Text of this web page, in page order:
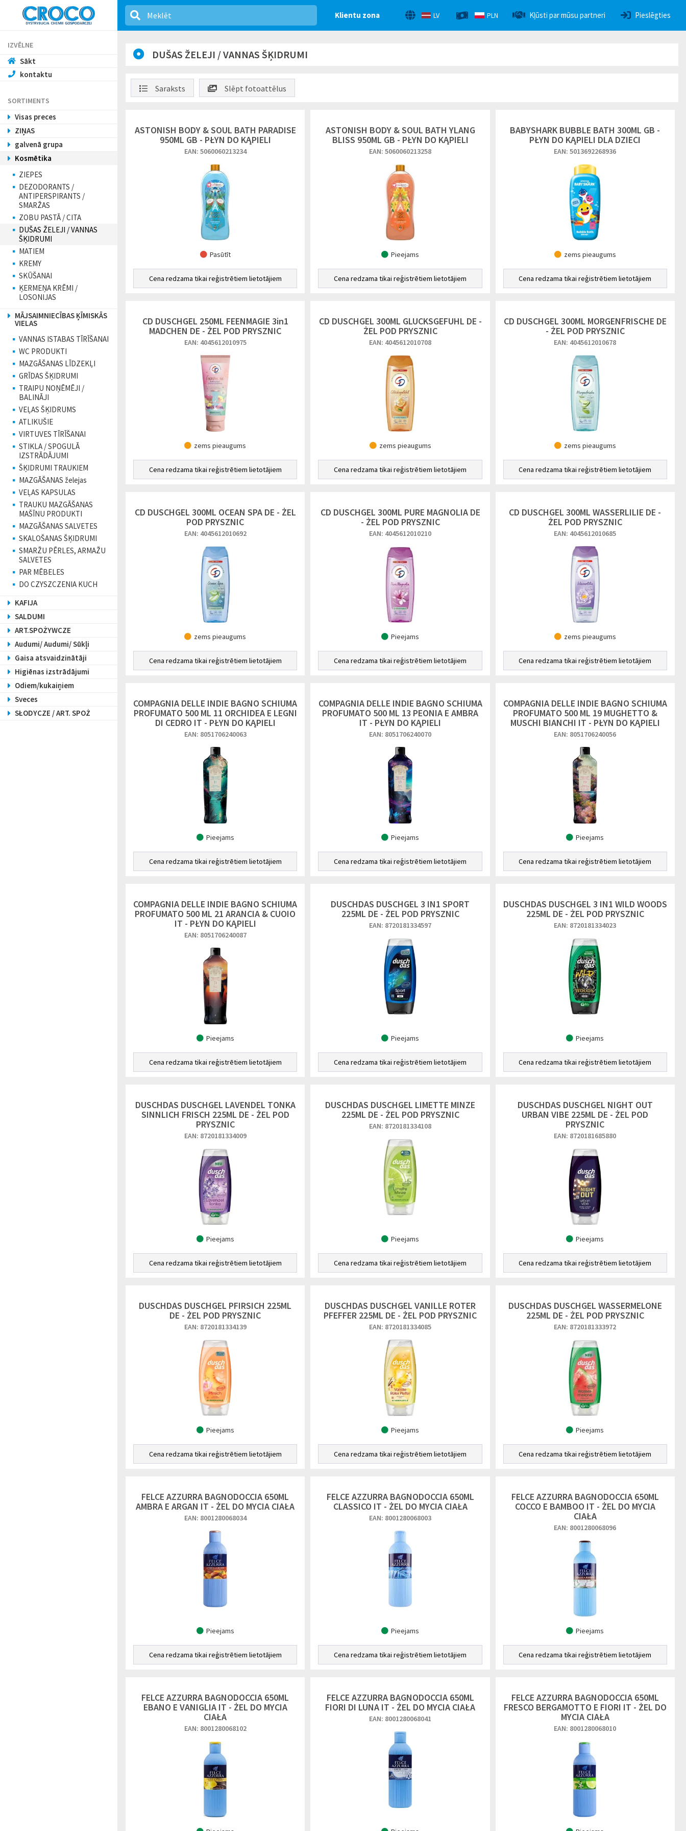
Klientu zona LV PLN Kļūsti par mūsu partneri Pieslēgties
IZVĒLNE
Sākt
kontaktu
SORTIMENTS
Visas preces
ZIŅAS
galvenā grupa
Kosmētika
ZIEPES
DEZODORANTS /
ANTIPERSPIRANTS /
SMARŽAS
ZOBU PASTĀ / CITA
DUŠAS ŽELEJI / VANNAS
ŠĶIDRUMI
MATIEM
KREMY
SKŪŠANAI
ĶERMEŅA KRĒMI /
LOSONIJAS
MĀJSAIMNIECĪBAS ĶĪMISKĀS
VIELAS
VANNAS ISTABAS TĪRĪŠANAI
WC PRODUKTI
MAZGĀŠANAS LĪDZEKĻI
GRĪDAS ŠĶIDRUMI
TRAIPU NOŅĒMĒJI /
BALINĀJI
VEĻAS ŠĶIDRUMS
ATLIKUŠIE
VIRTUVES TĪRĪŠANAI
STIKLA / SPOGULĀ
IZSTRĀDĀJUMI
ŠĶIDRUMI TRAUKIEM
MAZGĀŠANAS želejas
VEĻAS KAPSULAS
TRAUKU MAZGĀŠANAS
MAŠĪNU PRODUKTI
MAZGĀŠANAS SALVETES
SKALOŠANAS ŠĶIDRUMI
SMARŽU PĒRLES, ARMAŽU
SALVETES
PAR MĒBELES
DO CZYSZCZENIA KUCH
KAFIJA
SALDUMI
ART.SPOŻYWCZE
Audumi/ Audumi/ Sūkļi
Gaisa atsvaidzinātāji
Higiēnas izstrādājumi
Odiem/kukaiņiem
Sveces
SŁODYCZE / ART. SPOŻ
DUŠAS ŽELEJI / VANNAS ŠĶIDRUMI
Saraksts Slēpt fotoattēlus
ASTONISH BODY & SOUL BATH PARADISE
950ML GB - PŁYN DO KĄPIELI
EAN: 5060060213234
Pasūtīt
Cena redzama tikai reģistrētiem lietotājiem
ASTONISH BODY & SOUL BATH YLANG
BLISS 950ML GB - PŁYN DO KĄPIELI
EAN: 5060060213258
Pieejams
Cena redzama tikai reģistrētiem lietotājiem
BABYSHARK BUBBLE BATH 300ML GB -
PŁYN DO KĄPIELI DLA DZIECI
EAN: 5013692268936
zems pieaugums
Cena redzama tikai reģistrētiem lietotājiem
CD DUSCHGEL 250ML FEENMAGIE 3in1
MADCHEN DE - ŻEL POD PRYSZNIC
EAN: 4045612010975
zems pieaugums
Cena redzama tikai reģistrētiem lietotājiem
CD DUSCHGEL 300ML GLUCKSGEFUHL DE -
ŻEL POD PRYSZNIC
EAN: 4045612010708
zems pieaugums
Cena redzama tikai reģistrētiem lietotājiem
CD DUSCHGEL 300ML MORGENFRISCHE DE
- ŻEL POD PRYSZNIC
EAN: 4045612010678
zems pieaugums
Cena redzama tikai reģistrētiem lietotājiem
CD DUSCHGEL 300ML OCEAN SPA DE - ŻEL
POD PRYSZNIC
EAN: 4045612010692
zems pieaugums
Cena redzama tikai reģistrētiem lietotājiem
CD DUSCHGEL 300ML PURE MAGNOLIA DE
- ŻEL POD PRYSZNIC
EAN: 4045612010210
Pieejams
Cena redzama tikai reģistrētiem lietotājiem
CD DUSCHGEL 300ML WASSERLILIE DE -
ŻEL POD PRYSZNIC
EAN: 4045612010685
zems pieaugums
Cena redzama tikai reģistrētiem lietotājiem
COMPAGNIA DELLE INDIE BAGNO SCHIUMA
PROFUMATO 500 ML 11 ORCHIDEA E LEGNI
DI CEDRO IT - PŁYN DO KĄPIELI
EAN: 8051706240063
Pieejams
Cena redzama tikai reģistrētiem lietotājiem
COMPAGNIA DELLE INDIE BAGNO SCHIUMA
PROFUMATO 500 ML 13 PEONIA E AMBRA
IT - PŁYN DO KĄPIELI
EAN: 8051706240070
Pieejams
Cena redzama tikai reģistrētiem lietotājiem
COMPAGNIA DELLE INDIE BAGNO SCHIUMA
PROFUMATO 500 ML 19 MUGHETTO &
MUSCHI BIANCHI IT - PŁYN DO KĄPIELI
EAN: 8051706240056
Pieejams
Cena redzama tikai reģistrētiem lietotājiem
COMPAGNIA DELLE INDIE BAGNO SCHIUMA
PROFUMATO 500 ML 21 ARANCIA & CUOIO
IT - PŁYN DO KĄPIELI
EAN: 8051706240087
Pieejams
Cena redzama tikai reģistrētiem lietotājiem
DUSCHDAS DUSCHGEL 3 IN1 SPORT
225ML DE - ŻEL POD PRYSZNIC
EAN: 8720181334597
Pieejams
Cena redzama tikai reģistrētiem lietotājiem
DUSCHDAS DUSCHGEL 3 IN1 WILD WOODS
225ML DE - ŻEL POD PRYSZNIC
EAN: 8720181334023
Pieejams
Cena redzama tikai reģistrētiem lietotājiem
DUSCHDAS DUSCHGEL LAVENDEL TONKA
SINNLICH FRISCH 225ML DE - ŻEL POD
PRYSZNIC
EAN: 8720181334009
Pieejams
Cena redzama tikai reģistrētiem lietotājiem
DUSCHDAS DUSCHGEL LIMETTE MINZE
225ML DE - ŻEL POD PRYSZNIC
EAN: 8720181334108
Pieejams
Cena redzama tikai reģistrētiem lietotājiem
DUSCHDAS DUSCHGEL NIGHT OUT
URBAN VIBE 225ML DE - ŻEL POD
PRYSZNIC
EAN: 8720181685880
Pieejams
Cena redzama tikai reģistrētiem lietotājiem
DUSCHDAS DUSCHGEL PFIRSICH 225ML
DE - ŻEL POD PRYSZNIC
EAN: 8720181334139
Pieejams
Cena redzama tikai reģistrētiem lietotājiem
DUSCHDAS DUSCHGEL VANILLE ROTER
PFEFFER 225ML DE - ŻEL POD PRYSZNIC
EAN: 8720181334085
Pieejams
Cena redzama tikai reģistrētiem lietotājiem
DUSCHDAS DUSCHGEL WASSERMELONE
225ML DE - ŻEL POD PRYSZNIC
EAN: 8720181333972
Pieejams
Cena redzama tikai reģistrētiem lietotājiem
FELCE AZZURRA BAGNODOCCIA 650ML
AMBRA E ARGAN IT - ŻEL DO MYCIA CIAŁA
EAN: 8001280068034
Pieejams
Cena redzama tikai reģistrētiem lietotājiem
FELCE AZZURRA BAGNODOCCIA 650ML
CLASSICO IT - ŻEL DO MYCIA CIAŁA
EAN: 8001280068003
Pieejams
Cena redzama tikai reģistrētiem lietotājiem
FELCE AZZURRA BAGNODOCCIA 650ML
COCCO E BAMBOO IT - ŻEL DO MYCIA
CIAŁA
EAN: 8001280068096
Pieejams
Cena redzama tikai reģistrētiem lietotājiem
FELCE AZZURRA BAGNODOCCIA 650ML
EBANO E VANIGLIA IT - ŻEL DO MYCIA
CIAŁA
EAN: 8001280068102
FELCE AZZURRA BAGNODOCCIA 650ML
FIORI DI LUNA IT - ŻEL DO MYCIA CIAŁA
EAN: 8001280068041
FELCE AZZURRA BAGNODOCCIA 650ML
FRESCO BERGAMOTTO E FIORI IT - ŻEL DO
MYCIA CIAŁA
EAN: 8001280068010